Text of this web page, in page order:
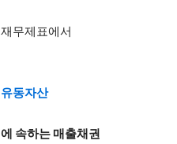
재무제표에서
유동자산
에 속하는 매출채권